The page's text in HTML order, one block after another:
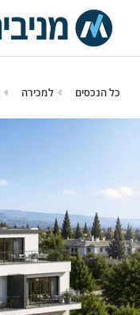
כל הנכסים למכירה